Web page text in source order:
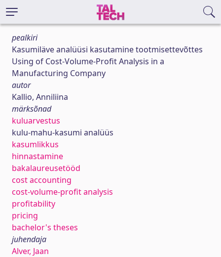
pealkiri
Kasumiläve analüüsi kasutamine tootmisettevõttes
Using of Cost-Volume-Profit Analysis in a
Manufacturing Company
autor
Kallio, Anniliina
märksõnad
kuluarvestus
kulu-mahu-kasumi analüüs
kasumlikkus
hinnastamine
bakalaureusetööd
cost accounting
cost-volume-profit analysis
profitability
pricing
bachelor's theses
juhendaja
Alver, Jaan